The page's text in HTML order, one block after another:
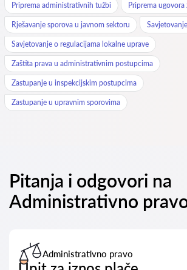
Priprema administrativnih tužbi Priprema
Rješavanje sporova u javnom sektoru
Savjetovanje o regulacijama lokalne uprave
Zaštita prava u administrativnim postupcima
Zastupanje u inspekcijskim postupcima
Zastupanje u upravnim sporovima
Pitanja i odgovori na
Administrativno
Administrativno pravo